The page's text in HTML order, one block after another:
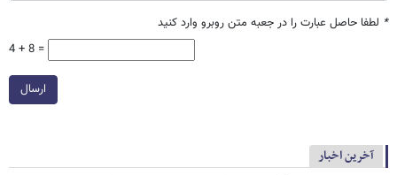
* لطفا حاصل عبارت را در جعبه متن روبرو وارد کنید
4 + 8 =
ارسال
آخرین اخبار